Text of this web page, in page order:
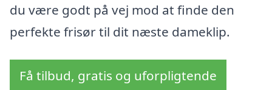
du være godt på vej mod at finde den
perfekte frisør til dit næste dameklip.
Få tilbud, gratis og uforpligtende